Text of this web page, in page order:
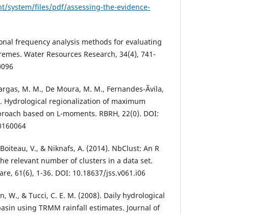
system/files/pdf/assessing-the-evidence-
frequency analysis methods for evaluating
Water Resources Research, 34(4), 741-
M. M., De Moura, M. M., Fernandes-Ãvila,
Hydrological regionalization of maximum
based on L-moments. RBRH, 22(0). DOI:
V., & Niknafs, A. (2014). NbClust: An R
relevant number of clusters in a data set.
61(6), 1-36. DOI: 10.18637/jss.v061.i06
W., & Tucci, C. E. M. (2008). Daily hydrological
using TRMM rainfall estimates. Journal of